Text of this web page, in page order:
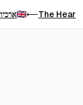
The Hear
⟵